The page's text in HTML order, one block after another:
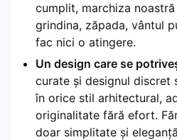
cumplit, marchiza
grindina, zăpada, vântul
fac nici o atingere.
Un design care se
curate și designul discret
în orice stil arhitectural,
originalitate fără efort.
doar simplitate și